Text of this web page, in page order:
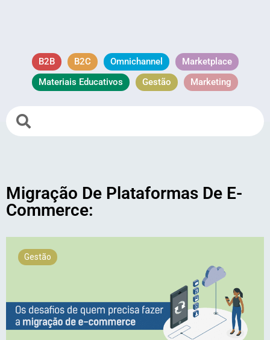
B2B B2C Omnichannel
Marketplace
Materiais Educativos
Gestão Marketing
Migração De Plataformas De E-
Commerce:
Gestão